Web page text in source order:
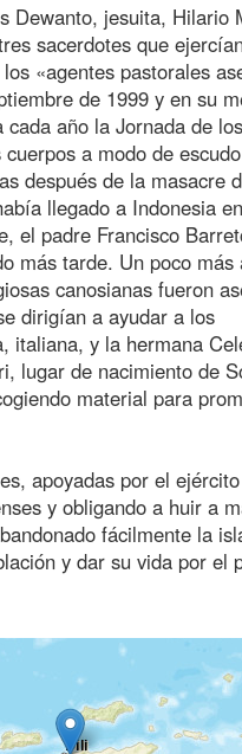
Dewanto, jesuita, Hilario
sacerdotes que
«agentes pastorales
de 1999 y en su
año la Jornada de los
a modo de
después de la masacre
llegado a Indonesia
el padre Francisco
más tarde. Un poco más
canosianas fueron
dirigían a ayudar a los
italiana, y la hermana
lugar de nacimiento de
material para
apoyadas por el
y obligando a huir a
fácilmente la
y dar su vida por el